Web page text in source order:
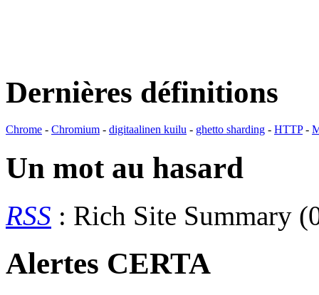
Dernières définitions
Chrome - Chromium - digitaalinen kuilu - ghetto sharding - HTTP-
Un mot au hasard
RSS : Rich Site Summary
Alertes CERTA